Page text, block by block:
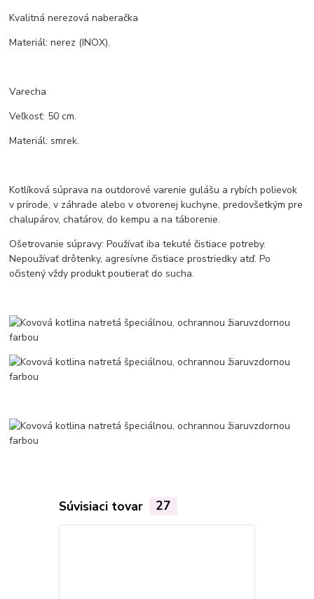
Kvalitná nerezová naberačka
Materiál: nerez (INOX).
Varecha
Veľkosť: 50 cm.
Materiál: smrek.
Kotlíková súprava na outdorové varenie gulášu a rybích polievok
v prírode, v záhrade alebo v otvorenej kuchyne, predovšetkým pre
chalupárov, chatárov, do kempu a na táborenie.
Ošetrovanie súpravy: Používať iba tekuté čistiace potreby.
Nepoužívať drôtenky, agresívne čistiace prostriedky atď. Po
očistený vždy produkt poutierať do sucha.
Súvisiaci tovar 27